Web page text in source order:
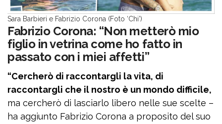
Sara Barbieri e Fabrizio Corona (Foto ‘Chi’)
Fabrizio Corona: “Non metterò mio
figlio in vetrina come ho fatto in
passato con i miei affetti”
“Cercherò di raccontargli la vita, di
raccontargli che il nostro è un mondo difficile,
ma cercherò di lasciarlo libero nelle sue scelte –
ha aggiunto Fabrizio Corona a proposito del suo